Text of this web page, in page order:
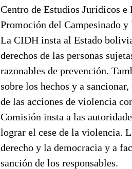
Centro de Estudios Jurídicos
Promoción del Campesinado
La CIDH insta al Estado
derechos de las personas
razonables de prevención.
sobre los hechos y a
de las acciones de violencia
Comisión insta a las
lograr el cese de la violencia.
derecho y la democracia y a
sanción de los responsables.